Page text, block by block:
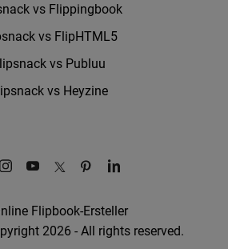
vs Flippingbook
vs FlipHTML5
vs Publuu
vs Heyzine
Flipbook-Ersteller
2026 - All rights reserved.